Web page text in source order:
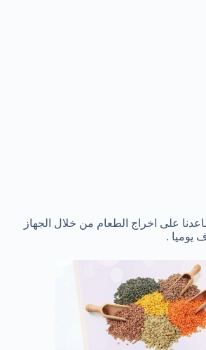
على اخراج الطعام من خلال الجهاز